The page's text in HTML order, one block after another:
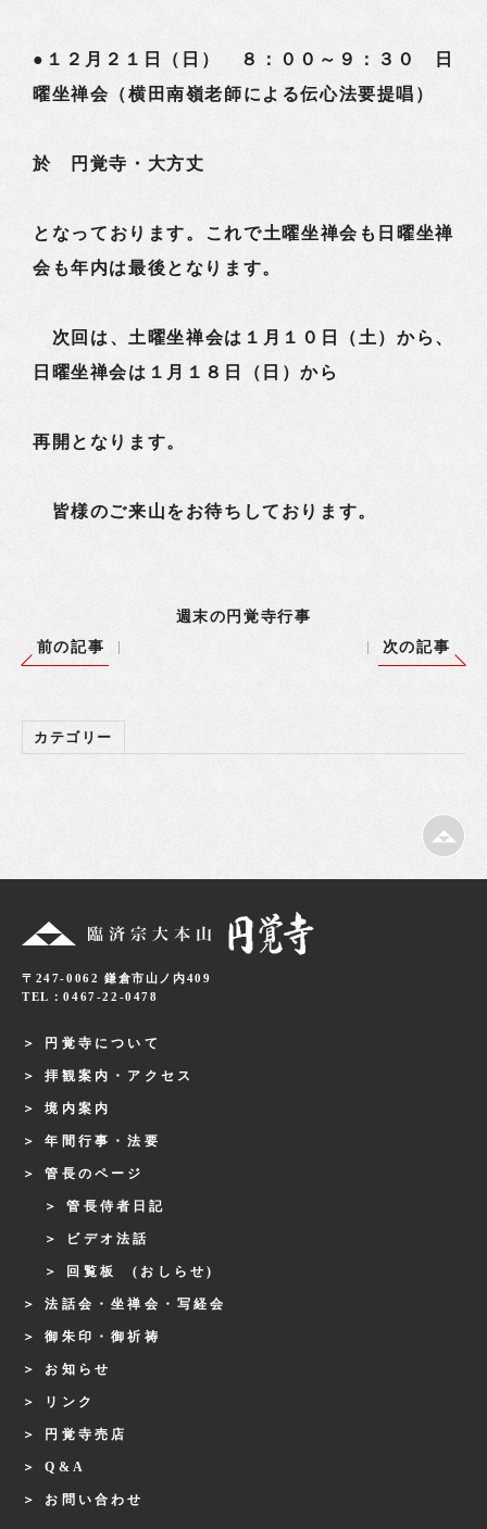
●１２月２１日（日） ８：００～９：３０ 日
曜坐禅会（横田南嶺老師による伝心法要提唱）
於 円覚寺・大方丈
となっております。これで土曜坐禅会も日曜坐禅
会も年内は最後となります。
次回は、土曜坐禅会は１月１０日（土）から、
日曜坐禅会は１月１８日（日）から
再開となります。
皆様のご来山をお待ちしております。
週末の円覚寺行事
前の記事
次の記事
カテゴリー
〒247-0062 鎌倉市山ノ内409
TEL：0467-22-0478
円覚寺について
拝観案内・アクセス
境内案内
年間行事・法要
管長のページ
管長侍者日記
ビデオ法話
回覧板 (おしらせ)
法話会・坐禅会・写経会
御朱印・御祈祷
お知らせ
リンク
円覚寺売店
Q&A
お問い合わせ